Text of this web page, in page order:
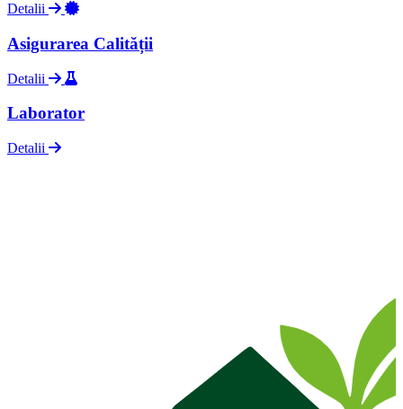
Detalii
Asigurarea Calității
Detalii
Laborator
Detalii